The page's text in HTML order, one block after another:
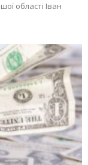
області Іван